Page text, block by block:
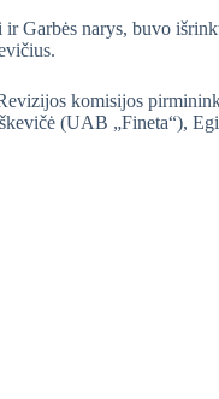
Garbės narys, buvo
komisijos
(UAB „Fineta“),